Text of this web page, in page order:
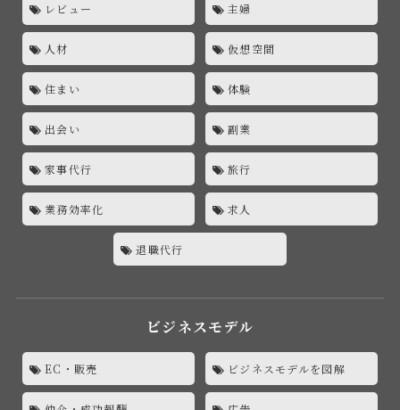
レビュー 主婦
人材 仮想空間
住まい 体験
出会い 副業
家事代行 旅行
業務効率化 求人
退職代行
ビジネスモデル
EC・販売 ビジネスモデルを図解